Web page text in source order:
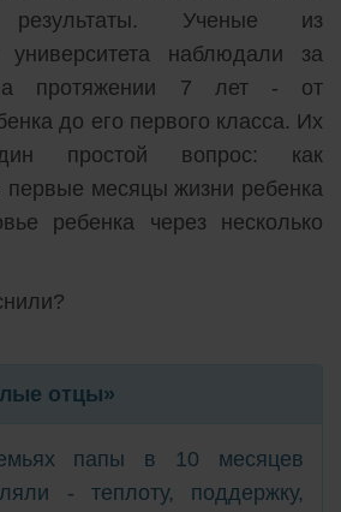
результаты. Ученые из
университета наблюдали за
протяжении 7 лет - от
до его первого класса. Их
простой вопрос: как
первые месяцы жизни ребенка
ребенка через несколько
отцы»
папы в 10 месяцев
- теплоту, поддержку,